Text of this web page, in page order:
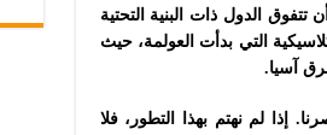
الدول ذات البنية التحتية
التي بدأت العولمة، حيث
آسيا.
إذا لم نهتم بهذا التطور، فلا